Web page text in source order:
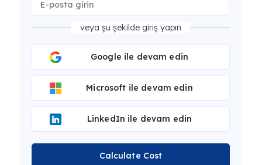
veya şu şekilde giriş yapın
Google ile devam edin
Microsoft ile devam edin
LinkedIn ile devam edin
Calculate Cost